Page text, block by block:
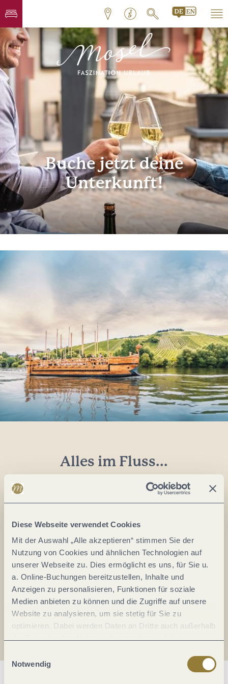
Diese Webseite verwendet Cookies
Mit der Auswahl „Alle akzeptieren“ stimmen Sie der
Nutzung von Cookies und ähnlichen Technologien auf
unserer Webseite zu. Dies ermöglicht es uns, für Sie u.
a. Online-Buchungen bereitzustellen, Inhalte und
Anzeigen zu personalisieren, Funktionen für soziale
Medien anbieten zu können und die Zugriffe auf unsere
Website zu analysieren, um sie stetig für Sie zu
optimieren. Dabei werden Daten an Dritte auch außerhalb
jederzeit widerrufen werden. Mit der Auswahl "Alle
ablehnen" kann es zu Beeinträchtigungen in der Nutzung
Notwendig
Buche jetzt deine
Unterkunft!
Alles im Fluss...
Mosel im Abo: Mit unserem Newsletter
keine Neuigkeiten mehr verpassen!
E-
Adresse:
*
Ich erkläre mich mit derDatenschutzerklärung
einverstanden.
Auch den Mosel-Podcast gibt's im Abo...
Jetzt reinhören!